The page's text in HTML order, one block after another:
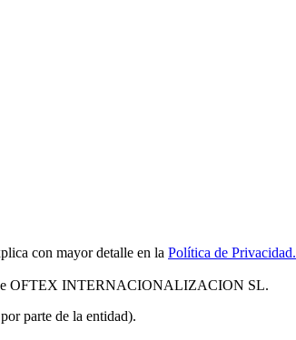
con mayor detalle en la Política de Privacidad.
de OFTEX INTERNACIONALIZACION SL.
parte de la entidad).